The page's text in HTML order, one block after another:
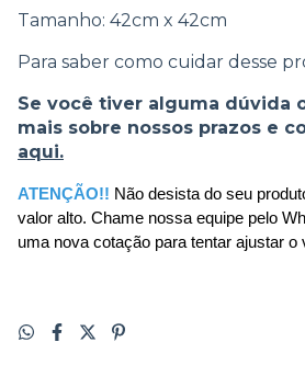
Tamanho: 42cm x 42cm
Para saber como cuidar desse
Se você tiver alguma dúvida
mais sobre nossos prazos e
aqui.
ATENÇÃO!! Não desista do seu
valor alto. Chame nossa equipe pelo
uma nova cotação para tentar ajustar o